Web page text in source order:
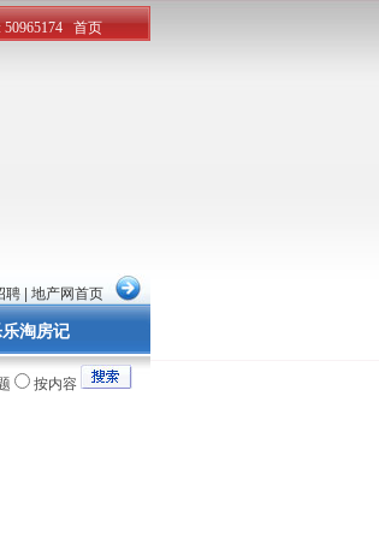
淘房记
聘 地产网首页
按内容